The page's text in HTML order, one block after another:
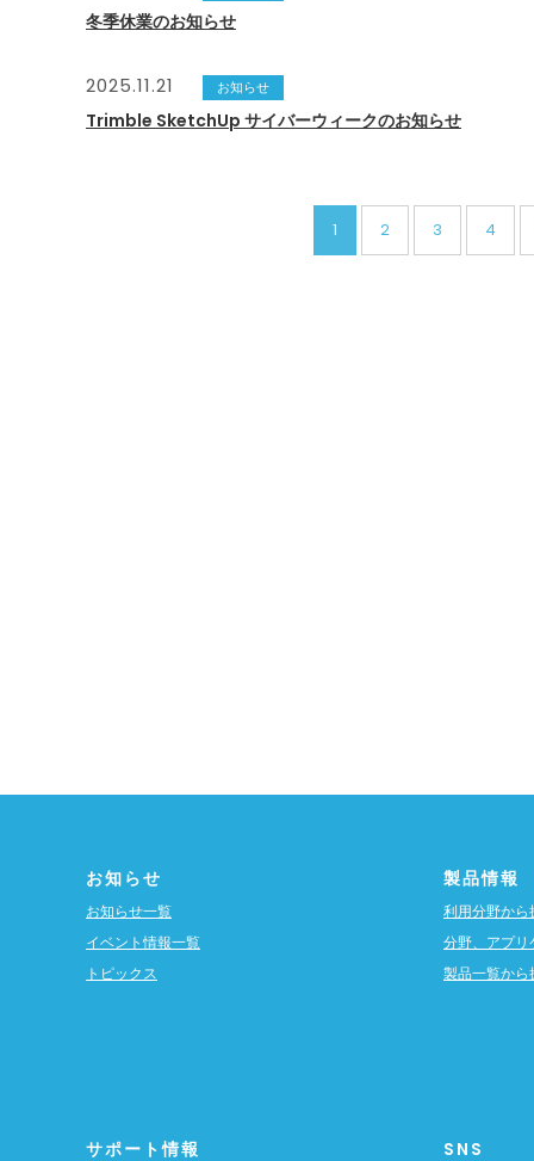
冬季休業のお知らせ
2025.11.21 お知らせ
Trimble SketchUp サイバーウィークのお知らせ
1 2 3 4
お知らせ
お知らせ一覧
イベント情報一覧
トピックス
製品情報
利用分野から
分野、アプ
製品一覧から
サポート情報 SNS